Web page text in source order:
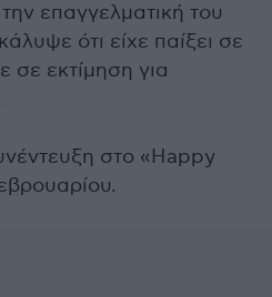
επαγγελματική του
ότι είχε παίξει σε
σε εκτίμηση για
στο «Happy